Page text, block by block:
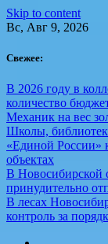
Skip to content
Вс, Авг 9, 2026
Свежее:
В 2026 году в
количество
Механик на вес
Школы,
«Единой России»
объектах
В Новосибирской
принудительно
В лесах
контроль за